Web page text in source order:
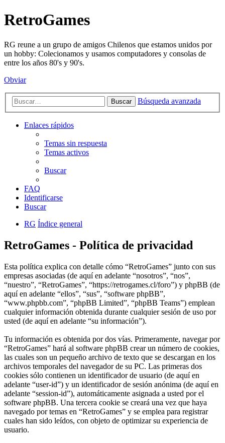
RetroGames
RG reune a un grupo de amigos Chilenos que estamos unidos por
un hobby: Colecionamos y usamos computadores y consolas de
entre los años 80's y 90's.
Obviar
Buscar Búsqueda avanzada
Enlaces rápidos
Temas sin respuesta
Temas activos
Buscar
FAQ
Identificarse
Buscar
RG Índice general
RetroGames - Política de privacidad
Esta política explica con detalle cómo “RetroGames” junto con sus
empresas asociadas (de aquí en adelante “nosotros”, “nos”,
“nuestro”, “RetroGames”, “https://retrogames.cl/foro”) y phpBB (de
aquí en adelante “ellos”, “sus”, “software phpBB”,
“www.phpbb.com”, “phpBB Limited”, “phpBB Teams”) emplean
cualquier información obtenida durante cualquier sesión de uso por
usted (de aquí en adelante “su información”).
Tu información es obtenida por dos vías. Primeramente, navegar por
“RetroGames” hará al software phpBB crear un número de cookies,
las cuales son un pequeño archivo de texto que se descargan en los
archivos temporales del navegador de su PC. Las primeras dos
cookies sólo contienen un identificador de usuario (de aquí en
adelante “user-id”) y un identificador de sesión anónima (de aquí en
adelante “session-id”), automáticamente asignada a usted por el
software phpBB. Una tercera cookie se creará una vez que haya
navegado por temas en “RetroGames” y se emplea para registrar
cuales han sido leídos, con objeto de optimizar su experiencia de
usuario.